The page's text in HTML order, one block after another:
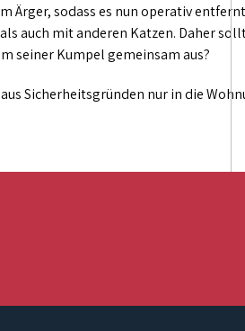
Ärger, sodass es nun operativ
auch mit anderen Katzen. Daher
seiner Kumpel gemeinsam aus?
Sicherheitsgründen nur in die